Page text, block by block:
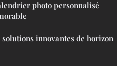
photo personnalisé
innovantes de horizon